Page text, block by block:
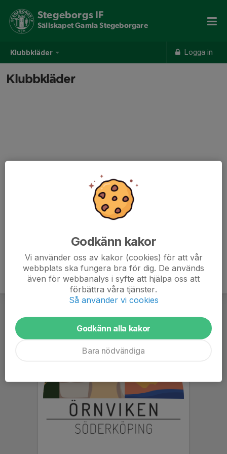
Klubbkläder Logga in
Stegeborgs IF
Sällskapet Gamla Stegeborgare
Klubbkläder
Godkänn kakor
Vi använder oss av kakor (cookies) för att vår
webbplats ska fungera bra för dig. De används
även för webbanalys i syfte att hjälpa oss att
förbättra våra tjänster.
Så använder vi cookies
Godkänn alla kakor
Bara nödvändiga